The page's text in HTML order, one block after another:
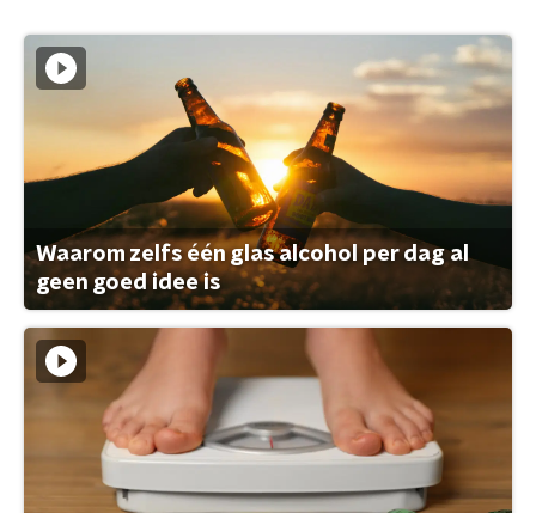
Waarom zelfs één glas alcohol per dag al
geen goed idee is